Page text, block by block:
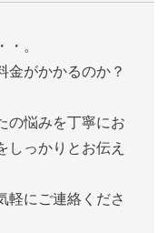
。
金がかかるのか？
の悩みを丁寧にお
しっかりとお伝え
軽にご連絡くださ